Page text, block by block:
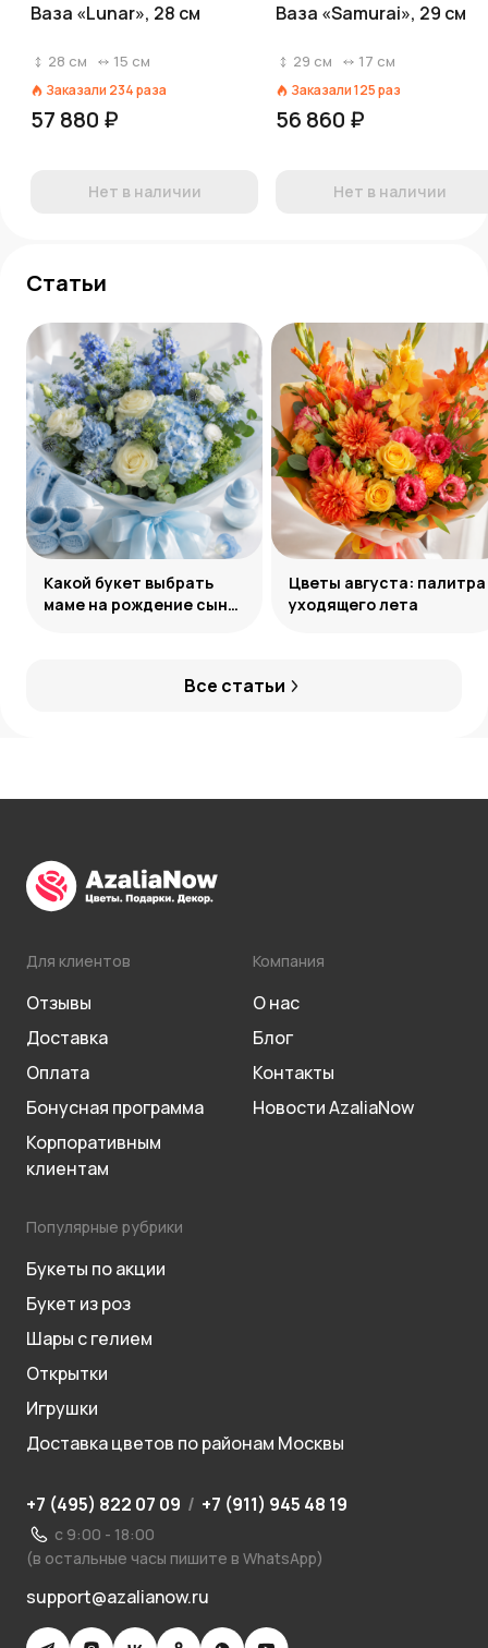
Ваза «Lunar», 28 см
28 см 15 см
Заказали 234раза
57 880 ₽
Нет в наличии
Ваза «Samurai», 29 см
29 см 17 см
Заказали125раз
56 860 ₽
Нет в наличии
Статьи
Все статьи
Какой букет выбрать
маме на рождение сына:
Цветы августа: палитра
уходящего лета
Для клиентов
Отзывы
Доставка
Оплата
Бонусная программа
Корпоративным
клиентам
Компания
О нас
Блог
Контакты
Новости AzaliaNow
Популярные рубрики
Букеты по акции
Букет из роз
Шары с гелием
Открытки
Игрушки
Доставка цветов по районам Москвы
+7 (495) 822 07 09 / +7 (911) 945 48 19
с 9:00 - 18:00
(в остальные часы пишите в WhatsApp)
support@azalianow.ru